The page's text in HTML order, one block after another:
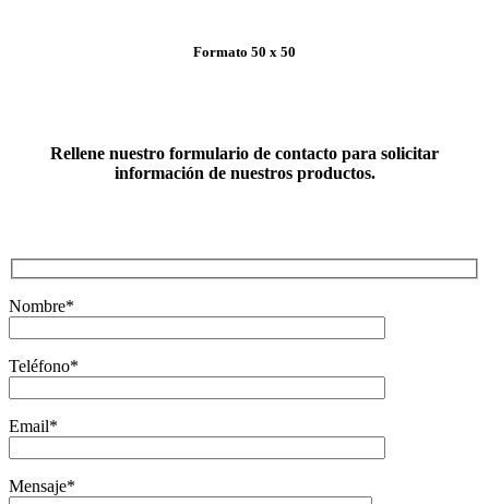
Formato 50 x 50
Rellene nuestro formulario de contacto para solicitar
información de nuestros productos.
Nombre*
Teléfono*
Email*
Mensaje*